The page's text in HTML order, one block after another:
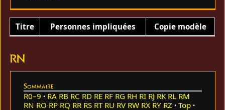
Titre Personnes impliquées Copie modèle
RN
Sommaire
R0–9 RA RB RC RD RE RF RG RH RI RJ RK RL RM
RN RO RP RQ RR RS RT RU RV RW RX RY RZ
Top